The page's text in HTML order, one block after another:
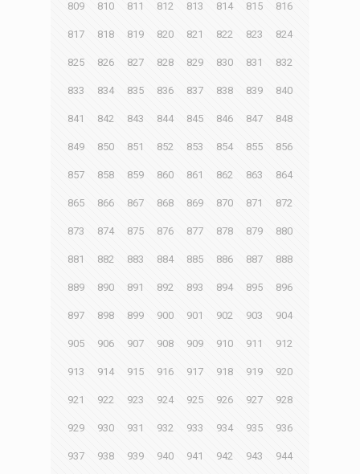
809 810 811 812 813 814 815 816
817 818 819 820 821 822 823 824
825 826 827 828 829 830 831 832
833 834 835 836 837 838 839 840
841 842 843 844 845 846 847 848
849 850 851 852 853 854 855 856
857 858 859 860 861 862 863 864
865 866 867 868 869 870 871 872
873 874 875 876 877 878 879 880
881 882 883 884 885 886 887 888
889 890 891 892 893 894 895 896
897 898 899 900 901 902 903 904
905 906 907 908 909 910 911 912
913 914 915 916 917 918 919 920
921 922 923 924 925 926 927 928
929 930 931 932 933 934 935 936
937 938 939 940 941 942 943 944